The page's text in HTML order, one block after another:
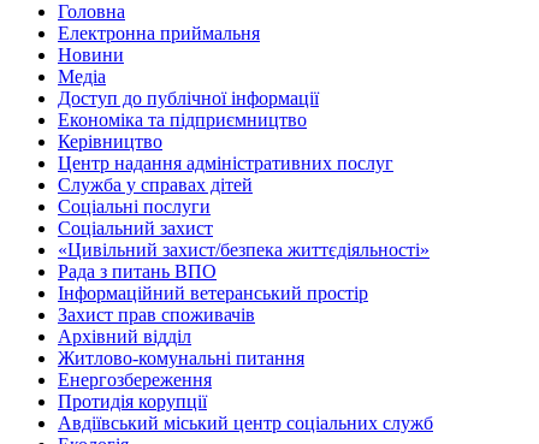
Головна
Електронна приймальня
Новини
Медіа
Доступ до публічної інформації
Економіка та підприємництво
Керівництво
Центр надання адміністративних послуг
Служба у справах дітей
Соціальні послуги
Соціальний захист
«Цивільний захист/безпека життєдіяльності»
Рада з питань ВПО
Інформаційний ветеранський простір
Захист прав споживачів
Архівний відділ
Житлово-комунальні питання
Енергозбереження
Протидія корупції
Авдіївський міський центр соціальних служб